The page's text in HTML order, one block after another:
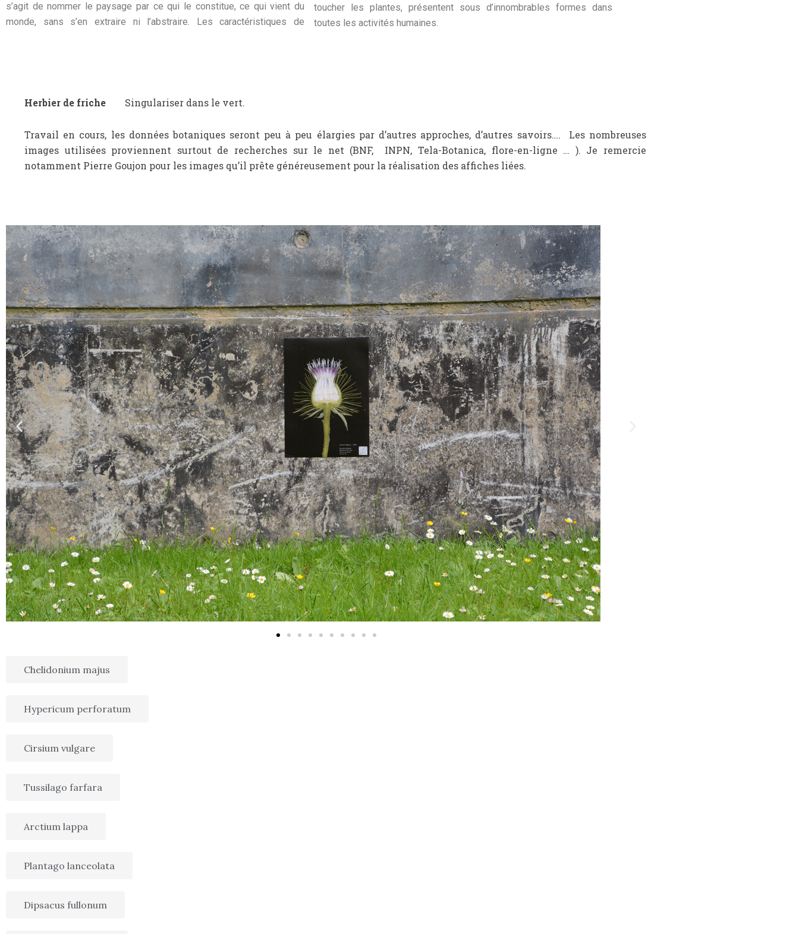
s’agit de nommer le paysage par ce qui le constitue, ce qui vient du
monde, sans s’en extraire ni l’abstraire. Les caractéristiques de
toucher les plantes, présentent sous d’innombrables formes dans
toutes les activités humaines.
Herbier de friche Singulariser dans le vert.
Travail en cours, les données botaniques seront peu à peu élargies par d’autres approches, d’autres savoirs…. Les nombreuses
images utilisées proviennent surtout de recherches sur le net (BNF, INPN, Tela-Botanica, flore-en-ligne … ). Je remercie
notamment Pierre Goujon pour les images qu’il prête généreusement pour la réalisation des affiches liées.
Chelidonium majus
Hypericum perforatum
Cirsium vulgare
Tussilago farfara
Arctium lappa
Plantago lanceolata
Dipsacus fullonum